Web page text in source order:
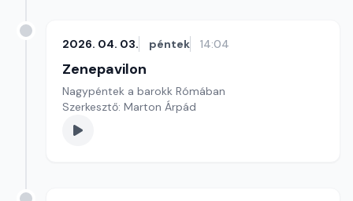
2026. 04. 03. péntek 14:04
Zenepavilon
Nagypéntek a barokk Rómában
Szerkesztő: Marton Árpád